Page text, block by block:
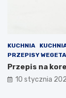
KUCHNIA
PRZEPISY
Przepis na
10 stycznia